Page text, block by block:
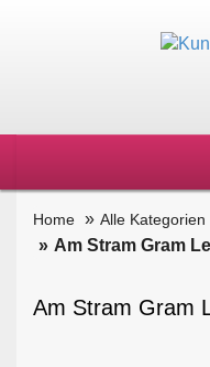
Home Alle Kategorien
Am Stram Gram
Am Stram Gram